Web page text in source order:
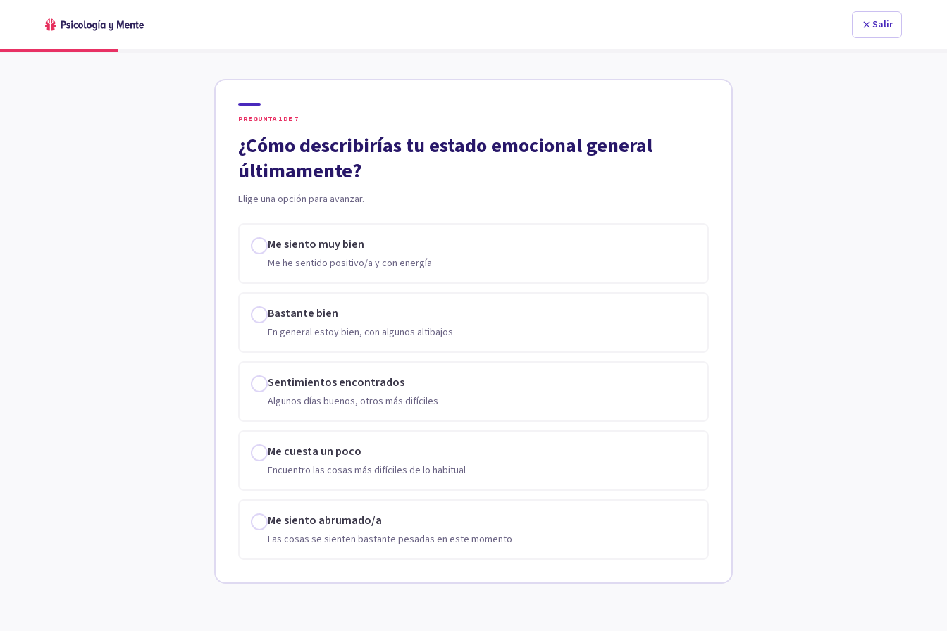
Salir
PREGUNTA 1 DE 7
¿Cómo describirías tu estado emocional general
últimamente?
Elige una opción para avanzar.
Me siento muy bien
Me he sentido positivo/a y con energía
Bastante bien
En general estoy bien, con algunos altibajos
Sentimientos encontrados
Algunos días buenos, otros más difíciles
Me cuesta un poco
Encuentro las cosas más difíciles de lo habitual
Me siento abrumado/a
Las cosas se sienten bastante pesadas en este momento